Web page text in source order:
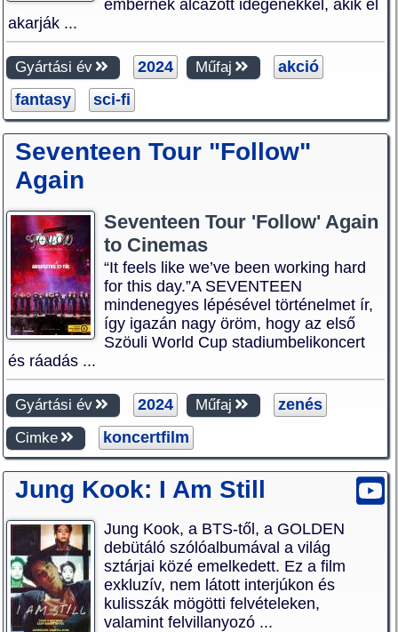
embernek álcázott idegenekkel, akik el
akarják ...
Gyártási év 2024 Műfaj
akció
fantasy
sci-fi
Seventeen Tour "Follow"
Again
Seventeen Tour 'Follow' Again
to Cinemas
“It feels like we’ve been working hard
for this day.”A SEVENTEEN
mindenegyes lépésével történelmet ír,
így igazán nagy öröm, hogy az első
Szöuli World Cup stadiumbelikoncert
és ráadás ...
Gyártási év 2024 Műfaj zenés
Cimke koncertfilm
Jung Kook: I Am Still
Jung Kook, a BTS-től, a GOLDEN
debütáló szólóalbumával a világ
sztárjai közé emelkedett. Ez a film
exkluzív, nem látott interjúkon és
kulisszák mögötti felvételeken,
valamint felvillanyozó ...